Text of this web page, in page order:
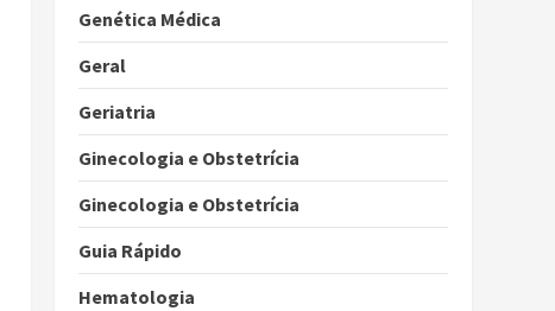
Genética Médica
Geral
Geriatria
Ginecologia e Obstetrícia
Ginecologia e Obstetrícia
Guia Rápido
Hematologia